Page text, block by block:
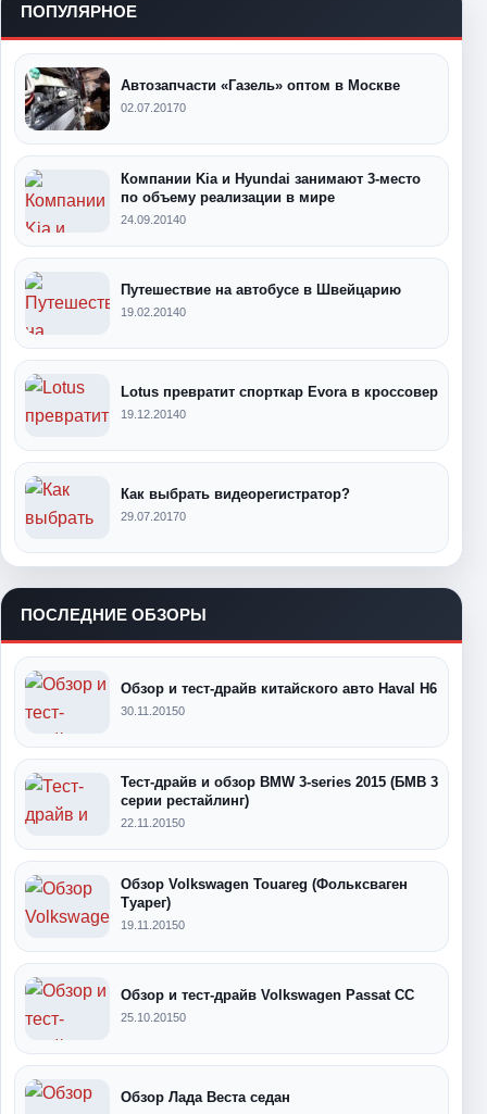
ПОПУЛЯРНОЕ
Автозапчасти «Газель» оптом в Москве
02.07.20170
Компании Kia и Hyundai занимают 3-место
по объему реализации в мире
24.09.20140
Путешествие на автобусе в Швейцарию
19.02.20140
Lotus превратит спорткар Evora в кроссовер
19.12.20140
Как выбрать видеорегистратор?
29.07.20170
ПОСЛЕДНИЕ ОБЗОРЫ
Обзор и тест-драйв китайского авто Haval H6
30.11.20150
Тест-драйв и обзор BMW 3-series 2015 (БМВ 3
серии рестайлинг)
22.11.20150
Обзор Volkswagen Touareg (Фольксваген
Туарег)
19.11.20150
Обзор и тест-драйв Volkswagen Passat CC
25.10.20150
Обзор Лада Веста седан